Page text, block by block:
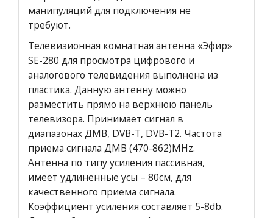
манипуляций для подключения не
требуют.
Телевизионная комнатная антенна «Эфир»
SE-280 для просмотра цифрового и
аналогового телевидения выполнена из
пластика. Данную антенну можно
разместить прямо на верхнюю панель
телевизора. Принимает сигнал в
диапазонах ДМВ, DVB-T, DVB-T2. Частота
приема сигнала ДМВ (470-862)MHz.
Антенна по типу усиления пассивная,
имеет удлиненные усы – 80см, для
качественного приема сигнала.
Коэффициент усиления составляет 5-8db.